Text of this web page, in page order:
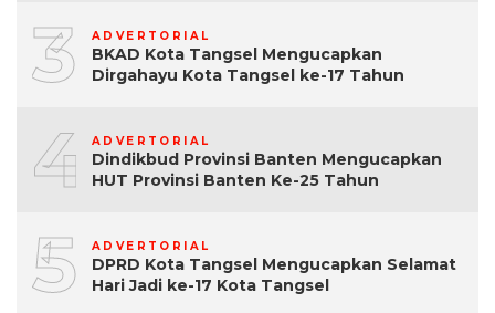
3 ADVERTORIAL
BKAD Kota Tangsel Mengucapkan
Dirgahayu Kota Tangsel ke-17 Tahun
4 ADVERTORIAL
Dindikbud Provinsi Banten Mengucapkan
HUT Provinsi Banten Ke-25 Tahun
5 ADVERTORIAL
DPRD Kota Tangsel Mengucapkan Selamat
Hari Jadi ke-17 Kota Tangsel